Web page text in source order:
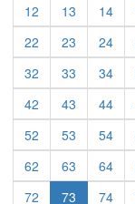
12
13 14
22
23 24
32
33 34
42
43 44
52
53 54
62
63 64
72
73 74